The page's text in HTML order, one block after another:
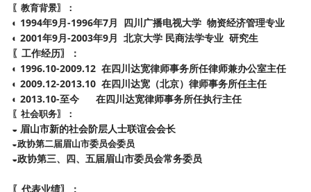
〖教育背景〗 ：
◐ 1994年9月-1996年7月 四川广播电视大学 物资经济管理专业
◐ 2001年9月-2003年9月 北京大学 民商法学专业 研究生
〖工作经历〗
：
◐ 1996.10-2009.12 在四川达宽律师事务所任律师兼办公室主任
◐ 2009.12-2013.10 在四川达宽（北京）律师事务所任主任
◐ 2013.10-至今 在四川达宽律师事务所任执行主任
〖社会职务〗 ：
◒ 眉山市新的社会阶层人士联谊会会长
◒政协第二届眉山市委员会委员
◒政协第三、四、五届眉山市委员会常务委员
〖代表业绩〗
：